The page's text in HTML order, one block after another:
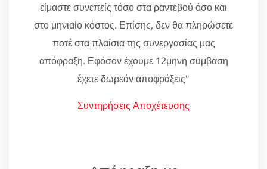
είμαστε συνεπείς τόσο στα ραντεβού όσο και
στο μηνιαίο κόστος. Επίσης, δεν θα πληρώσετε
ποτέ στα πλαίσια της συνεργασίας μας
απόφραξη. Εφόσον έχουμε 12μηνη σύμβαση
έχετε δωρεάν αποφράξεις"
Συντηρήσεις Αποχέτευσης